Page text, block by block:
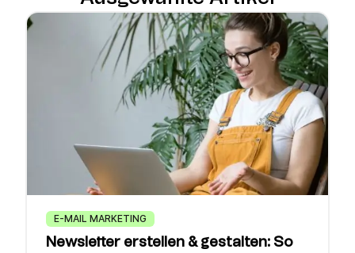
E-MAIL MARKETING
Newsletter erstellen & gestalten: So